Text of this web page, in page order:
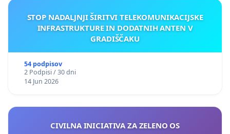
STOP NADALJNJI ŠIRITVI TELEKOMUNIKACIJSKE
INFRASTRUKTURE IN DODATNIH ANTEN V
GRADIŠČAKU
54 podpisov
2 Podpisi / 30 dni
14 Jun 2026
CIVILNA INICIATIVA ZA ZELENO OS